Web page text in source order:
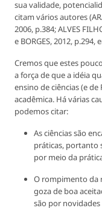
sua validade,
citam vários autores
2006, p.384; ALVES
e BORGES, 2012,
Cremos que estes
a força de que a idéia
ensino de ciências (e
acadêmica. Há várias
podemos citar:
As ciências são
práticas, portanto
por meio da
O rompimento da
goza de boa
são por